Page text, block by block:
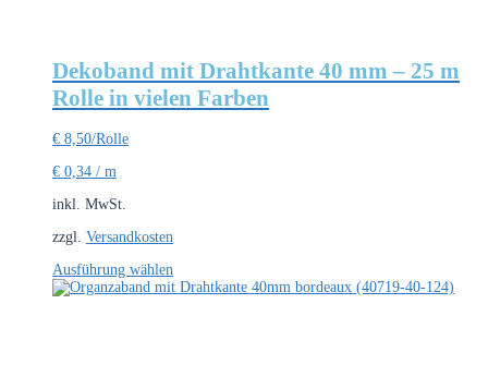
Dekoband mit Drahtkante 40 mm – 25 m
Rolle in vielen Farben
€ 8,50/Rolle
€ 0,34 / m
inkl. MwSt.
zzgl. Versandkosten
Ausführung wählen
Produkt